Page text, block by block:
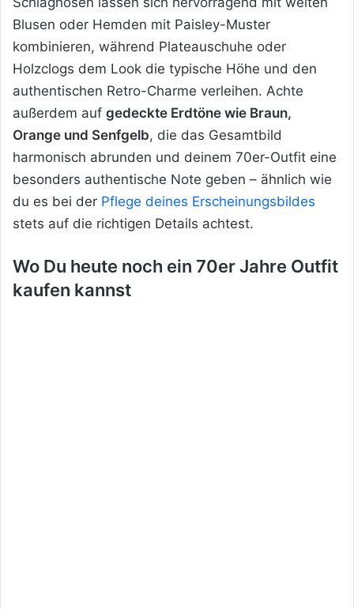
Blusen oder Hemden mit Paisley-Muster
kombinieren, während Plateauschuhe oder
Holzclogs dem Look die typische Höhe und den
authentischen Retro-Charme verleihen. Achte
außerdem auf gedeckte Erdtöne wie Braun,
Orange und Senfgelb, die das Gesamtbild
harmonisch abrunden und deinem 70er-Outfit eine
besonders authentische Note geben – ähnlich wie
du es bei der Pflege deines Erscheinungsbildes
stets auf die richtigen Details achtest.
Wo Du heute noch ein 70er Jahre Outfit
kaufen kannst